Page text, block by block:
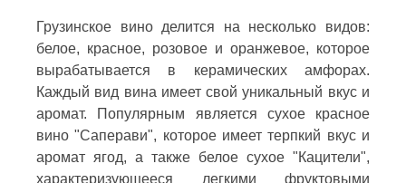
Грузинское вино делится на несколько видов:
белое, красное, розовое и оранжевое, которое
вырабатывается в керамических амфорах.
Каждый вид вина имеет свой уникальный вкус и
аромат. Популярным является сухое красное
вино "Саперави", которое имеет терпкий вкус и
аромат ягод, а также белое сухое "Кацители",
характеризующееся легкими фруктовыми